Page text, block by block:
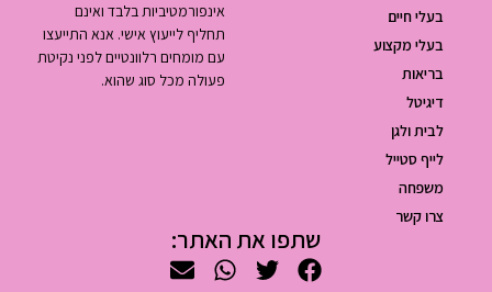
בעלי חיים
בעלי מקצוע
בריאות
דיגיטל
לבית ולגן
לייף סטייל
משפחה
צרו קשר
אינפורמטיביות בלבד ואינם
תחליף לייעוץ אישי. אנא התייעצו
עם מומחים רלוונטיים לפני נקיטת
פעולה מכל סוג שהוא.
שתפו את האתר: